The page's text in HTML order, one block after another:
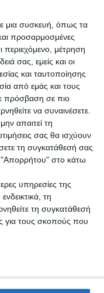
μια συσκευή, όπως τα
προσαρμοσμένες
περιεχόμενο, μέτρηση
σας, εμείς και οι
και ταυτοποίησης
από εμάς και τους
πρόσβαση σε πιο
να συναινέσετε.
απαιτεί τη
σας θα ισχύουν
τη συγκατάθεσή σας
"Απορρήτου" στο κάτω
υπηρεσίες της
τη
τη συγκατάθεσή
για τους σκοπούς που